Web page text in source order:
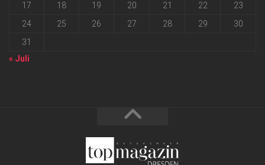
17
18 19 20 21 22
23
24
25 26 27 28 29
30
31
« Juli